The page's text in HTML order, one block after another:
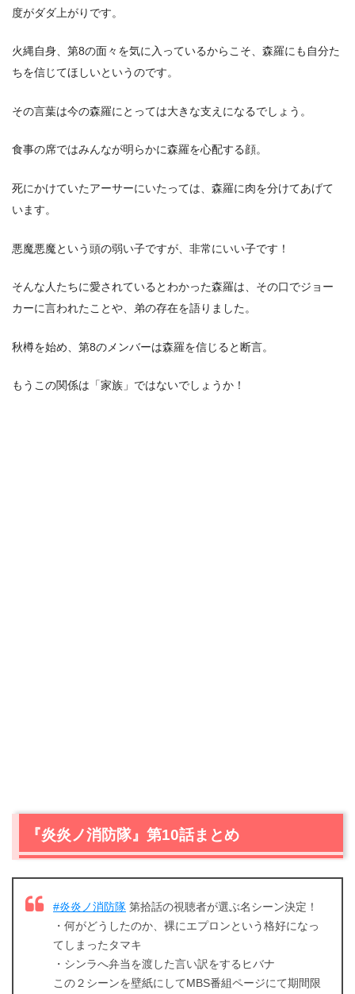
度がダダ上がりです。
火縄自身、第8の面々を気に入っているからこそ、森羅にも自分た
ちを信じてほしいというのです。
その言葉は今の森羅にとっては大きな支えになるでしょう。
食事の席ではみんなが明らかに森羅を心配する顔。
死にかけていたアーサーにいたっては、森羅に肉を分けてあげて
います。
悪魔悪魔という頭の弱い子ですが、非常にいい子です！
そんな人たちに愛されているとわかった森羅は、その口でジョー
カーに言われたことや、弟の存在を語りました。
秋樽を始め、第8のメンバーは森羅を信じると断言。
もうこの関係は「家族」ではないでしょうか！
『炎炎ノ消防隊』第10話まとめ
#炎炎ノ消防隊 第拾話の視聴者が選ぶ名シーン決定！
・何がどうしたのか、裸にエプロンという格好になっ
てしまったタマキ
・シンラへ弁当を渡した言い訳をするヒバナ
この２シーンを壁紙にしてMBS番組ページにて期間限